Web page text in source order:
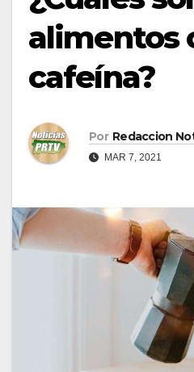
alimentos
cafeína?
Por Redaccion
MAR 7, 2021